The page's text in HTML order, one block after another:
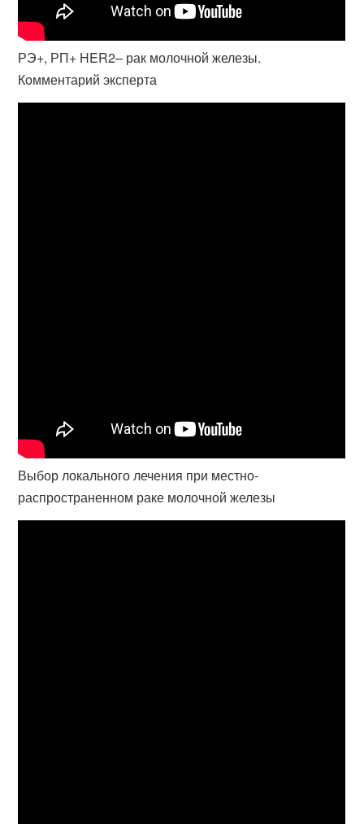
РЭ+, РП+ HER2– рак молочной железы.
Комментарий эксперта
Выбор локального лечения при местно-
распространенном раке молочной железы